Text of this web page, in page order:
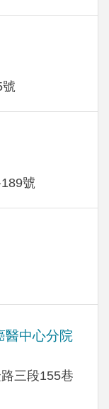
號
醫中心分院
三段155巷